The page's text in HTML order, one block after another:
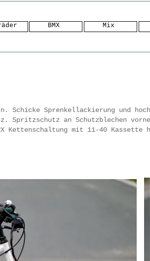
BMX Mix
Schicke Sprenkellackierung und
Spritzschutz an Schutzblechen
Kettenschaltung mit 11-40 Kassette